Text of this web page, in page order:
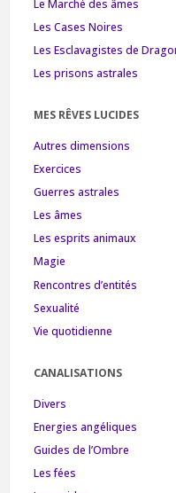
Le Marché des âmes
Les Cases Noires
Les Esclavagistes de
Les prisons astrales
MES RÊVES LUCIDES
Autres dimensions
Exercices
Guerres astrales
Les âmes
Les esprits animaux
Magie
Rencontres d’entités
Sexualité
Vie quotidienne
CANALISATIONS
Divers
Energies angéliques
Guides de l’Ombre
Les fées